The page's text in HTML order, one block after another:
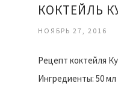
КОКТЕЙЛЬ
НОЯБРЬ 27, 2016
Рецепт коктейля
Ингредиенты: 50 мл